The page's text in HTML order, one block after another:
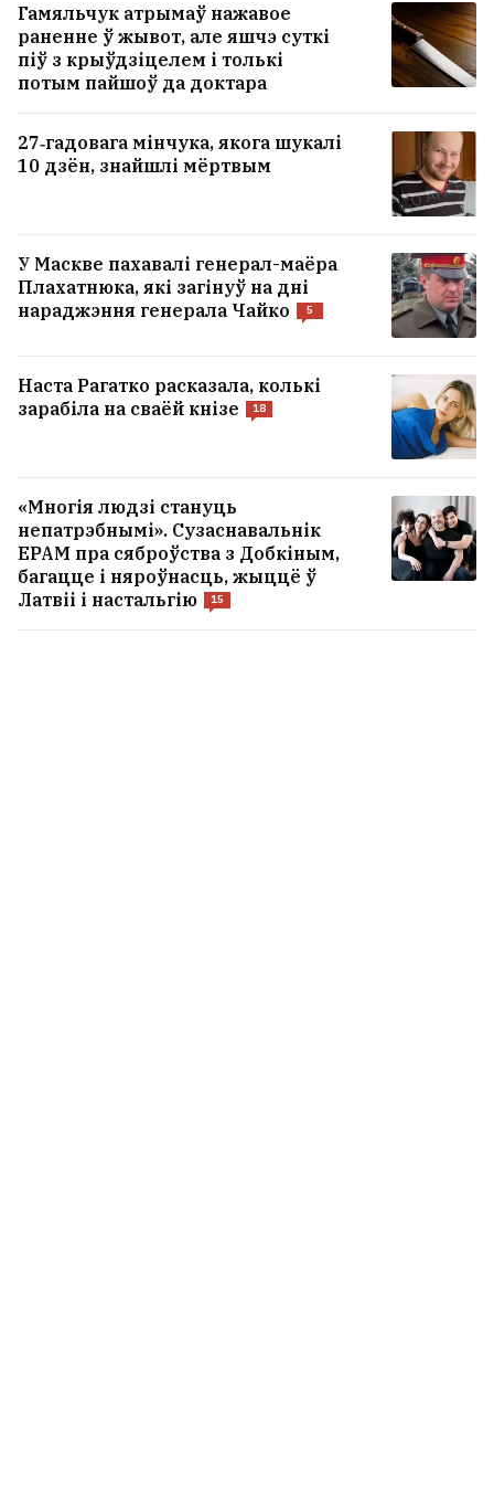
Гамяльчук атрымаў нажавое
раненне ў жывот, але яшчэ суткі
піў з крыўдзіцелем і толькі
потым пайшоў да доктара
27‑гадовага мінчука, якога шукалі
10 дзён, знайшлі мёртвым
У Маскве пахавалі генерал-маёра
Плахатнюка, які загінуў на дні
нараджэння генерала Чайко
5
Наста Рагатко расказала, колькі
зарабіла на сваёй кнізе
18
«Многія людзі стануць
непатрэбнымі». Сузаснавальнік
EPAM пра сяброўства з Добкіным,
багацце і няроўнасць, жыццё ў
Латвіі і настальгію
15